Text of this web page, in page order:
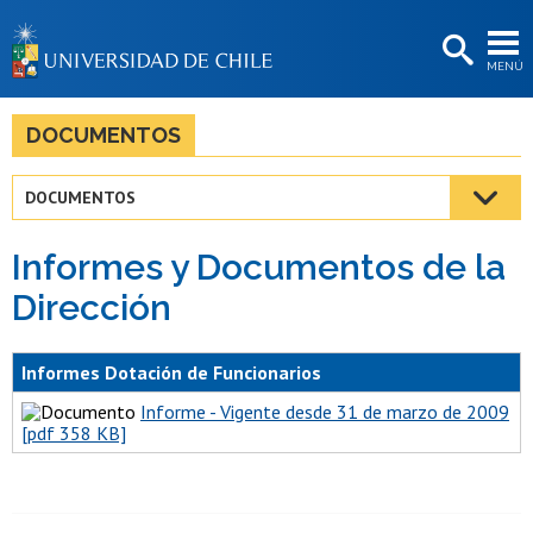
MENÚ
BIBLIOTECAS
Estudiantes
Académicas/os
Egresadas/os
DOCUMENTOS
DOCUMENTOS
Informes y Documentos de la
Dirección
Informes Dotación de Funcionarios
Informe - Vigente desde 31 de marzo de 2009
[pdf 358 KB]